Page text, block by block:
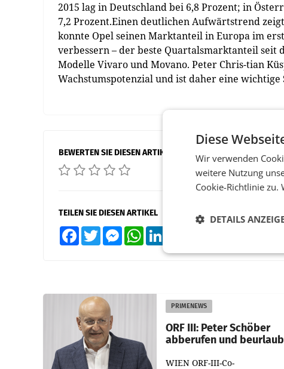
2015 lag in Deutschland bei 6,8 Prozent; in
7,2 Prozent.Einen deutlichen Aufwärtstrend
konnte Opel seinen Marktanteil in Europa im
verbessern – der beste Quartalsmarktanteil seit
Modelle Vivaro und Movano. Peter Chris-tian
Wachstumspotenzial und ist daher eine
BEWERTEN SIE DIESEN ARTIKEL
TEILEN SIE DIESEN ARTIKEL
FacebookTwitter MessengerWhatsApp
PRIMENEWS
ORF III: Peter Schöber
abberufen und
WIEN ORF-III-Co-
Diese
Wir verwenden
weitere Nutzung
Cookie-Richtlinie zu.
DETAILS